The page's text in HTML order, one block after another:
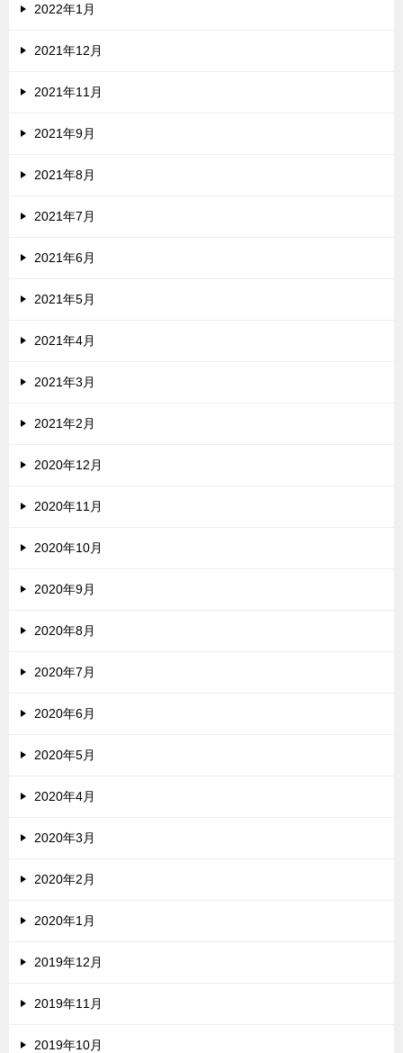
2022年1月
2021年12月
2021年11月
2021年9月
2021年8月
2021年7月
2021年6月
2021年5月
2021年4月
2021年3月
2021年2月
2020年12月
2020年11月
2020年10月
2020年9月
2020年8月
2020年7月
2020年6月
2020年5月
2020年4月
2020年3月
2020年2月
2020年1月
2019年12月
2019年11月
2019年10月